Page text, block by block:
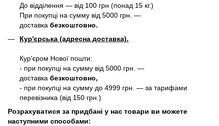
До відділення — від 100 грн (понад 15 кг.)
При покупці на сумму від 5000 грн. —
доставка безкоштовно.
Кур'єрська (адресна доставка).
Кур'єром Нової пошти:
- при покупці на сумму від 5000 грн. —
доставка безкоштовно,
- при покупці на сумму до 4999 грн. — за тарифами
перевізника (від 150 грн.)
Розрахуватися за придбані у нас товари ви можете
наступними способами: